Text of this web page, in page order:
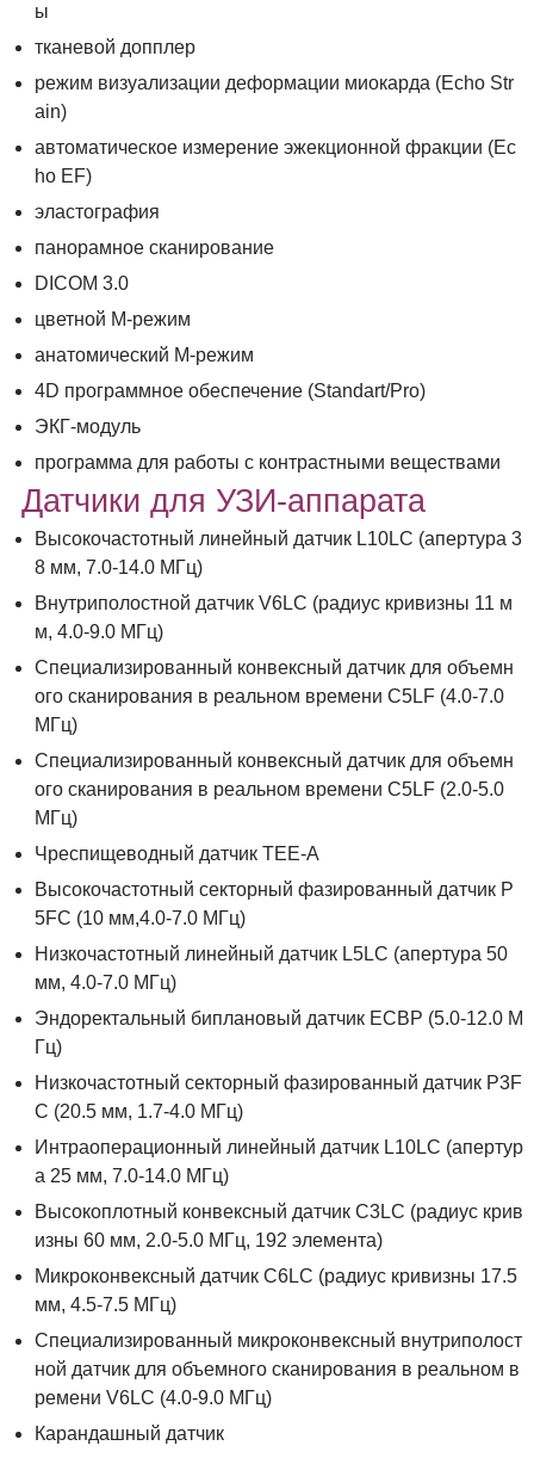
ы
тканевой допплер
режим визуализации деформации миокарда (Echo Str
ain)
автоматическое измерение эжекционной фракции (Ec
ho EF)
эластография
панорамное сканирование
DICOM 3.0
цветной М-режим
анатомический М-режим
4D программное обеспечение (Standart/Pro)
ЭКГ-модуль
программа для работы с контрастными веществами
Датчики для УЗИ-аппарата
Высокочастотный линейный датчик L10LC (апертура 3
8 мм, 7.0-14.0 МГц)
Внутриполостной датчик V6LC (радиус кривизны 11 м
м, 4.0-9.0 МГц)
Специализированный конвексный датчик для объемн
ого сканирования в реальном времени C5LF (4.0-7.0
МГц)
Специализированный конвексный датчик для объемн
ого сканирования в реальном времени C5LF (2.0-5.0
МГц)
Чреспищеводный датчик TEE-A
Высокочастотный секторный фазированный датчик P
5FC (10 мм,4.0-7.0 МГц)
Низкочастотный линейный датчик L5LC (апертура 50
мм, 4.0-7.0 МГц)
Эндоректальный биплановый датчик ECBP (5.0-12.0 М
Гц)
Низкочастотный секторный фазированный датчик P3F
C (20.5 мм, 1.7-4.0 МГц)
Интраоперационный линейный датчик L10LC (апертур
а 25 мм, 7.0-14.0 МГц)
Высокоплотный конвексный датчик C3LC (радиус крив
изны 60 мм, 2.0-5.0 МГц, 192 элемента)
Микроконвексный датчик C6LC (радиус кривизны 17.5
мм, 4.5-7.5 МГц)
Специализированный микроконвексный внутриполост
ной датчик для объемного сканирования в реальном в
ремени V6LC (4.0-9.0 МГц)
Карандашный датчик